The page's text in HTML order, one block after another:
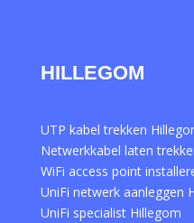
HILLEGOM
UTP kabel trekken
Netwerkkabel laten
WiFi access point
UniFi netwerk aanleggen
UniFi specialist Hillegom